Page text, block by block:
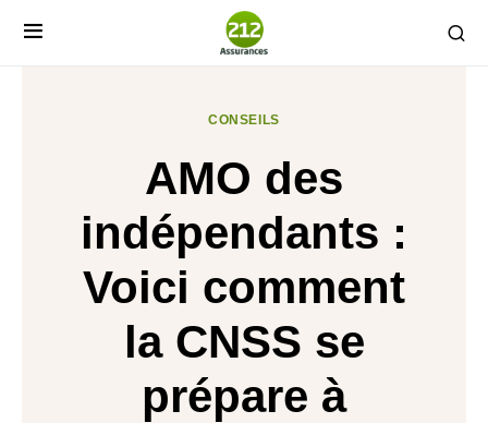
CONSEILS
AMO des
indépendants :
Voici comment
la CNSS se
prépare à